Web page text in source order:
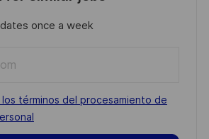
once a week
términos del procesamiento de